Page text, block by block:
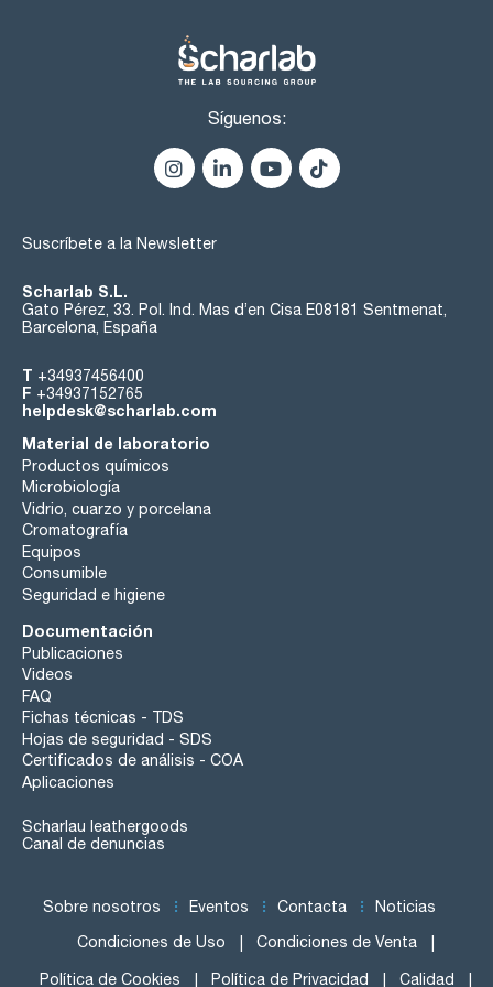
Síguenos:
Suscríbete a la Newsletter
Scharlab S.L.
Gato Pérez, 33. Pol. Ind. Mas d’en Cisa E08181 Sentmenat,
Barcelona, España
T +34937456400
F +34937152765
helpdesk@scharlab.com
Material de laboratorio
Productos químicos
Microbiología
Vidrio, cuarzo y porcelana
Cromatografía
Equipos
Consumible
Seguridad e higiene
Documentación
Publicaciones
Videos
FAQ
Fichas técnicas - TDS
Hojas de seguridad - SDS
Certificados de análisis - COA
Aplicaciones
Scharlau leathergoods
Canal de denuncias
Sobre nosotros Eventos Contacta Noticias
Condiciones de Uso Condiciones de Venta
Política de Cookies Política de Privacidad Calidad